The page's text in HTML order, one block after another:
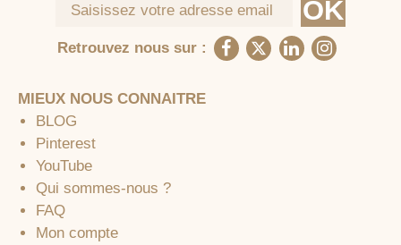
Retrouvez nous sur :
MIEUX NOUS CONNAITRE
BLOG
Pinterest
YouTube
Qui sommes-nous ?
FAQ
Mon compte